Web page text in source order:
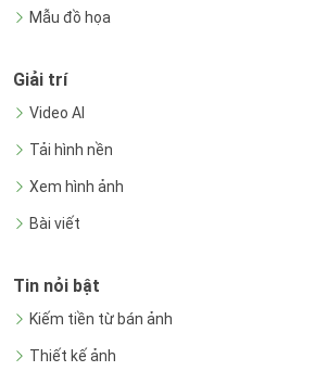
Mẫu đồ họa
Giải trí
Video AI
Tải hình nền
Xem hình ảnh
Bài viết
Tin nỏi bật
Kiếm tiền từ bán ảnh
Thiết kế ảnh